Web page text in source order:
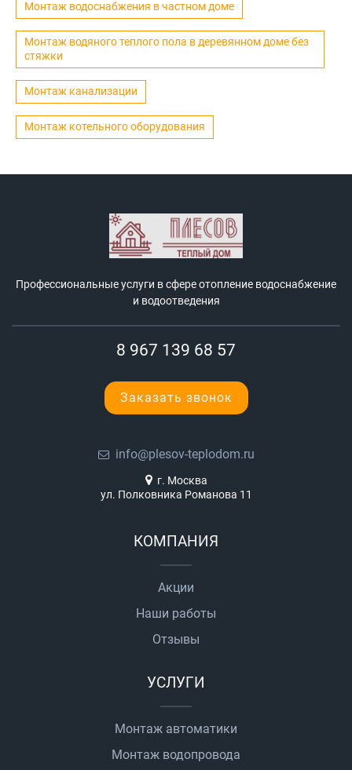
Монтаж водоснабжения в частном доме
Монтаж водяного теплого пола в деревянном доме без
стяжки
Монтаж канализации
Монтаж котельного оборудования
Профессиональные услуги в сфере отопление водоснабжение
и водоотведения
8 967 139 68 57
Заказать звонок
info@plesov-teplodom.ru
г. Москва
ул. Полковника Романова 11
КОМПАНИЯ
Акции
Наши работы
Отзывы
УСЛУГИ
Монтаж автоматики
Монтаж водопровода